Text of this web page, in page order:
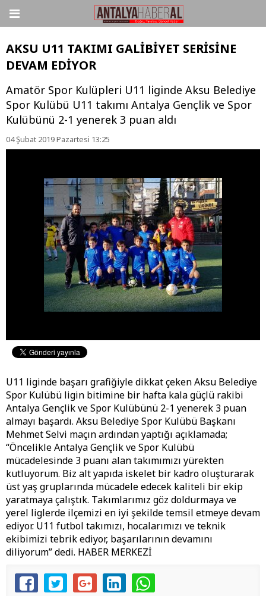
AKSU U11 TAKIMI GALİBİYET SERİSİNE
DEVAM EDİYOR
Amatör Spor Kulüpleri U11 liginde Aksu Belediye
Spor Kulübü U11 takımı Antalya Gençlik ve Spor
Kulübünü 2-1 yenerek 3 puan aldı
04 Şubat 2019 Pazartesi 13:25
U11 liginde başarı grafiğiyle dikkat çeken Aksu Belediye
Spor Kulübü ligin bitimine bir hafta kala güçlü rakibi
Antalya Gençlik ve Spor Kulübünü 2-1 yenerek 3 puan
almayı başardı. Aksu Belediye Spor Kulübü Başkanı
Mehmet Selvi maçın ardından yaptığı açıklamada;
“Öncelikle Antalya Gençlik ve Spor Kulübü
mücadelesinde 3 puanı alan takımımızı yürekten
kutluyorum. Biz alt yapıda iskelet bir kadro oluşturarak
üst yaş gruplarında mücadele edecek kaliteli bir ekip
yaratmaya çalıştık. Takımlarımız göz doldurmaya ve
yerel liglerde ilçemizi en iyi şekilde temsil etmeye devam
ediyor. U11 futbol takımızı, hocalarımızı ve teknik
ekibimizi tebrik ediyor, başarılarının devamını
diliyorum” dedi. HABER MERKEZİ